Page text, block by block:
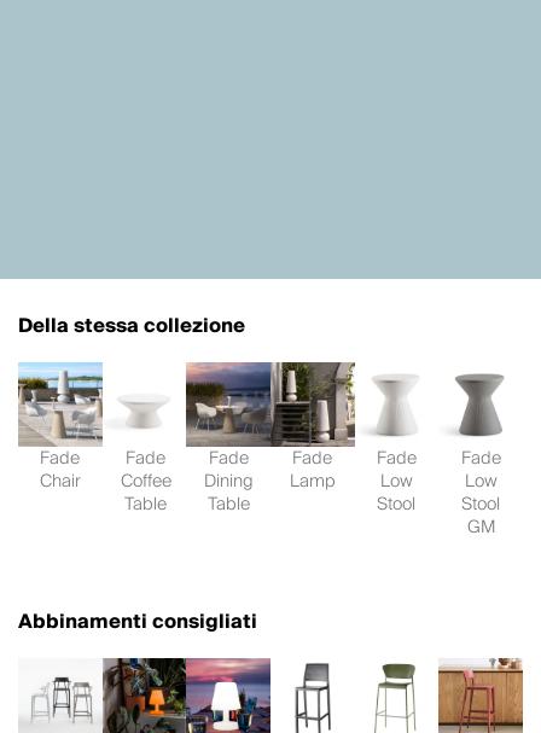
Della stessa collezione
Fade
Chair
Fade
Coffee
Table
Fade
Dining
Table
Fade
Lamp
Fade
Low
Stool
Fade
Low
Stool
GM
Abbinamenti consigliati